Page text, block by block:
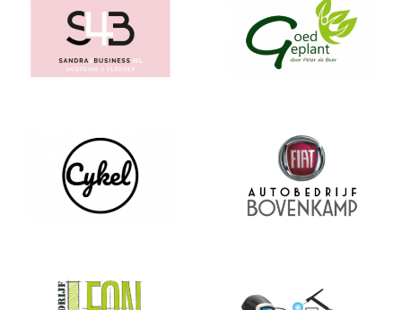
Bovenkamp
Cykel
Goed Geplant
S4B